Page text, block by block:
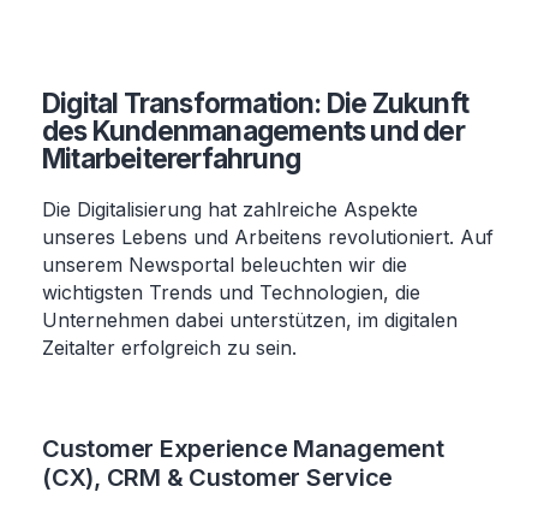
Digital Transformation: Die Zukunft
des Kundenmanagements und der
Mitarbeitererfahrung
Die Digitalisierung hat zahlreiche Aspekte
unseres Lebens und Arbeitens revolutioniert. Auf
unserem Newsportal beleuchten wir die
wichtigsten Trends und Technologien, die
Unternehmen dabei unterstützen, im digitalen
Zeitalter erfolgreich zu sein.
Customer Experience Management
(CX), CRM & Customer Service